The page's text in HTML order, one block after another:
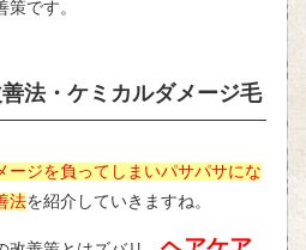
です。
法・ケミカルダメージ毛
ージを負ってしまいパサパサにな
法を紹介していきますね。